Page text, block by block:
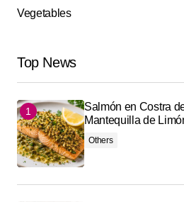
Vegetables
Top News
Salmón en Costra
Mantequilla de
Others